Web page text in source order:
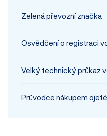
Zelená převozní značka
Osvědčení o registraci
Velký technický průkaz
Průvodce nákupem